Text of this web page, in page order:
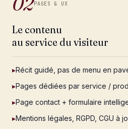
PAGES & UX
Le contenu
au service du visiteur
▸Récit guidé, pas de menu en
▸Pages dédiées par service /
▸Page contact + formulaire
▸Mentions légales, RGPD, CGU à